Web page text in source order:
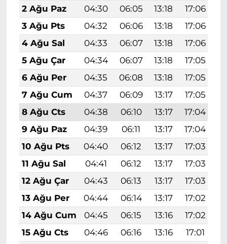
2 Ağu Paz
04:30 06:05 13:18 17:06
3 Ağu Pts
04:32 06:06 13:18 17:06
4 Ağu Sal
04:33 06:07 13:18 17:06
5 Ağu Çar
04:34 06:07 13:18 17:05
6 Ağu Per
04:35 06:08 13:18 17:05
7 Ağu Cum
04:37 06:09 13:17 17:05
8 Ağu Cts
04:38 06:10 13:17 17:04
9 Ağu Paz
04:39 06:11 13:17 17:04
10 Ağu Pts
04:40 06:12 13:17 17:03
11 Ağu Sal
04:41 06:12 13:17 17:03
12 Ağu Çar
04:43 06:13 13:17 17:03
13 Ağu Per
04:44 06:14 13:17 17:02
14 Ağu Cum
04:45 06:15 13:16 17:02
15 Ağu Cts
04:46 06:16 13:16 17:01